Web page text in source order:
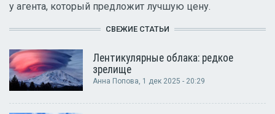
у агента, который предложит лучшую цену.
СВЕЖИЕ СТАТЬИ
Лентикулярные облака: редкое
зрелище
Анна Попова, 1 дек 2025 - 20:29